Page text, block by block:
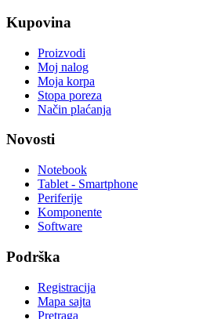
Kupovina
Proizvodi
Moj nalog
Moja korpa
Stopa poreza
Način plaćanja
Novosti
Notebook
Tablet - Smartphone
Periferije
Komponente
Software
Podrška
Registracija
Mapa sajta
Pretraga